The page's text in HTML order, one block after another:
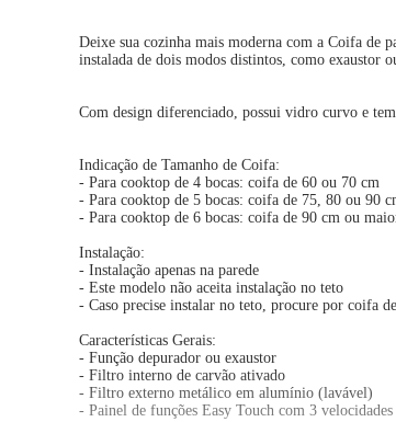
Deixe sua cozinha mais moderna com a Coifa de
instalada de dois modos distintos, como exaustor
Com design diferenciado, possui vidro curvo e
Indicação de Tamanho de Coifa:
- Para cooktop de 4 bocas: coifa de 60 ou 70 cm
- Para cooktop de 5 bocas: coifa de 75, 80 ou 90
- Para cooktop de 6 bocas: coifa de 90 cm ou
Instalação:
- Instalação apenas na parede
- Este modelo não aceita instalação no teto
- Caso precise instalar no teto, procure por coifa
Características Gerais:
- Função depurador ou exaustor
- Filtro interno de carvão ativado
- Filtro externo metálico em alumínio (lavável)
- Painel de funções Easy Touch com 3 velocidades